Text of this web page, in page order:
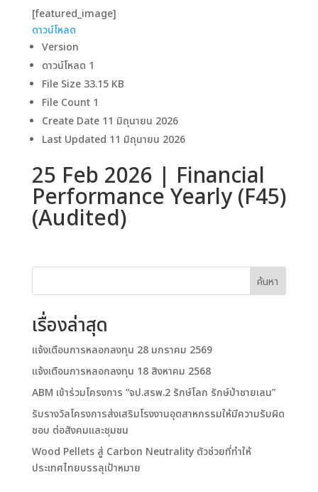
[featured_image]
ดาวน์โหลด
Version
ดาวน์โหลด 1
File Size 33.15 KB
File Count 1
Create Date 11 มิถุนายน 2026
Last Updated 11 มิถุนายน 2026
25 Feb 2026 | Financial
Performance Yearly (F45)
(Audited)
ค้นหา
เรื่องล่าสุด
แจ้งเตือนการหลอกลงทุน 28 มกราคม 2569
แจ้งเตือนการหลอกลงทุน 18 สิงหาคม 2568
ABM เข้าร่วมโครงการ “จป.สรพ.2 รักษ์โลก รักษ์ป่าชายเลน”
รับรางวัลโครงการส่งเสริมโรงงานอุตสาหกรรมให้มีความรับผิด
ชอบ ต่อสังคมและชุมชน
Wood Pellets สู่ Carbon Neutrality ตัวช่วยที่ทำให้
ประเทศไทยบรรลุเป้าหมาย